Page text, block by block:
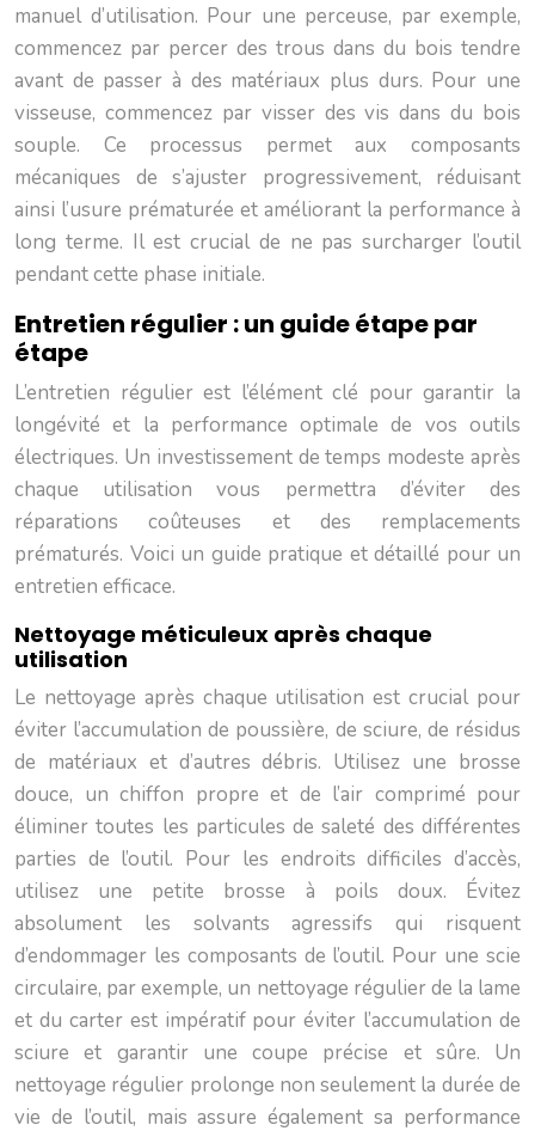
manuel d’utilisation. Pour une perceuse, par exemple,
commencez par percer des trous dans du bois tendre
avant de passer à des matériaux plus durs. Pour une
visseuse, commencez par visser des vis dans du bois
souple. Ce processus permet aux composants
mécaniques de s’ajuster progressivement, réduisant
ainsi l’usure prématurée et améliorant la performance à
long terme. Il est crucial de ne pas surcharger l’outil
pendant cette phase initiale.
Entretien régulier : un guide étape par
étape
L’entretien régulier est l’élément clé pour garantir la
longévité et la performance optimale de vos outils
électriques. Un investissement de temps modeste après
chaque utilisation vous permettra d’éviter des
réparations coûteuses et des remplacements
prématurés. Voici un guide pratique et détaillé pour un
entretien efficace.
Nettoyage méticuleux après chaque
utilisation
Le nettoyage après chaque utilisation est crucial pour
éviter l’accumulation de poussière, de sciure, de résidus
de matériaux et d’autres débris. Utilisez une brosse
douce, un chiffon propre et de l’air comprimé pour
éliminer toutes les particules de saleté des différentes
parties de l’outil. Pour les endroits difficiles d’accès,
utilisez une petite brosse à poils doux. Évitez
absolument les solvants agressifs qui risquent
d’endommager les composants de l’outil. Pour une scie
circulaire, par exemple, un nettoyage régulier de la lame
et du carter est impératif pour éviter l’accumulation de
sciure et garantir une coupe précise et sûre. Un
nettoyage régulier prolonge non seulement la durée de
vie de l’outil, mais assure également sa performance